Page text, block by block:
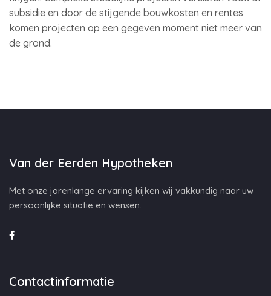
subsidie en door de stijgende bouwkosten en rentes
komen projecten op een gegeven moment niet meer van
de grond.
Van der Eerden Hypotheken
Met onze jarenlange ervaring kijken wij vakkundig naar uw
persoonlijke situatie en wensen.
Contactinformatie